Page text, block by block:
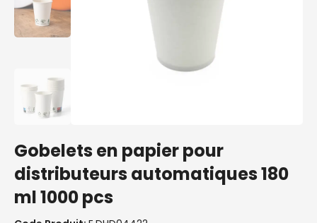
Gobelets en papier pour
distributeurs automatiques 180
ml 1000 pcs